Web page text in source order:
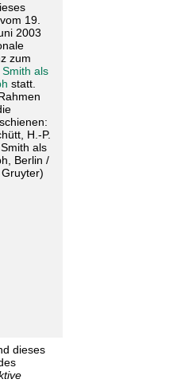
19.
2003
zum
als
statt.
H.-P.
als
Berlin /
dieses